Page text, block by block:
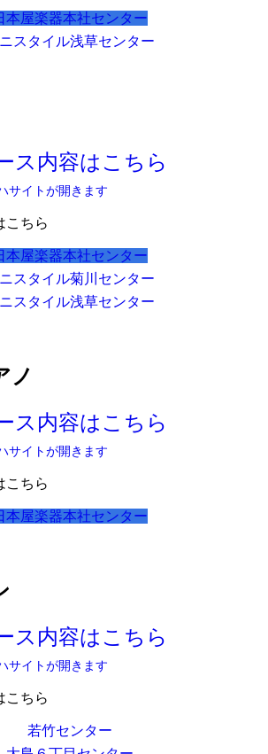
本屋楽器本社センター
スタイル浅草センター
ス内容はこちら
サイトが開きます
こちら
本屋楽器本社センター
スタイル菊川センター
スタイル浅草センター
ノ
ス内容はこちら
サイトが開きます
こちら
本屋楽器本社センター
ス内容はこちら
サイトが開きます
こちら
若竹センター